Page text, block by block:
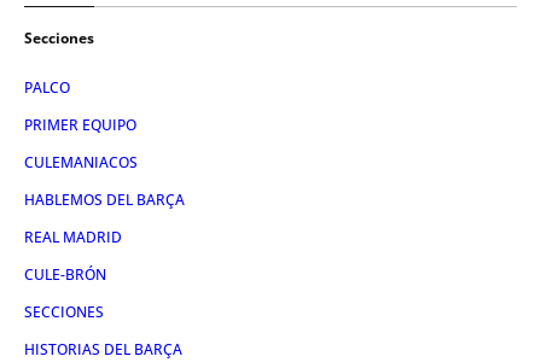
Secciones
PALCO
PRIMER EQUIPO
CULEMANIACOS
HABLEMOS DEL BARÇA
REAL MADRID
CULE-BRÓN
SECCIONES
HISTORIAS DEL BARÇA